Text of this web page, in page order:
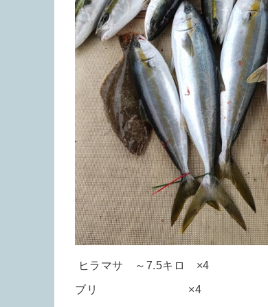
ヒラマサ ～7.5キロ ×4
ブリ ×4